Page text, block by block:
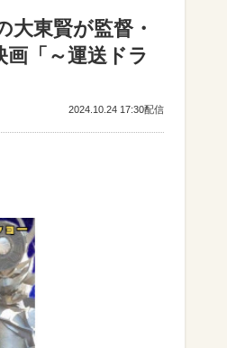
東賢が監督・
「～運送ドラ
2024.10.24 17:30配信